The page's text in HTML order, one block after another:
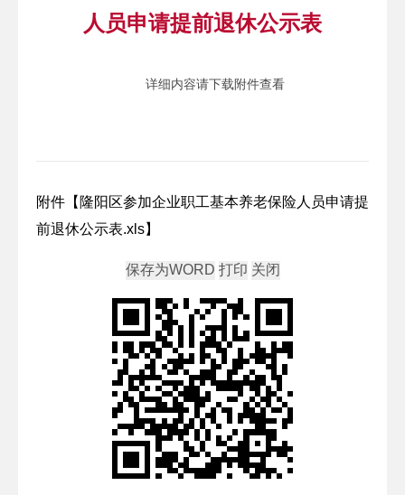
人员申请提前退休公示表
详细内容请下载附件查看
附件【 隆阳区参加企业职工基本养老保险人员申请提
前退休公示表.xls】